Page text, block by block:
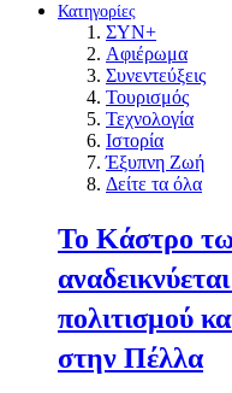
Κατηγορίες
ΣΥΝ+
Αφιέρωμα
Συνεντεύξεις
Τουρισμός
Τεχνολογία
Ιστορία
Έξυπνη Ζωή
Δείτε τα όλα
Το Κάστρο
πολιτισμού
στην Πέλλα